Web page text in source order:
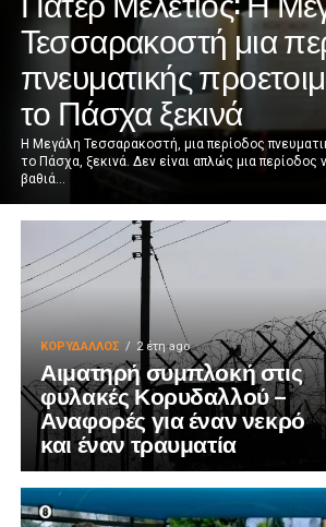
Τεσσαρακοστή μια
πνευματικής
το Πάσχα ξεκινά
Η Μεγάλη Τεσσαρακοστή, μια περίοδος
το Πάσχα, ξεκινά. Δεν είναι απλώς μια περίοδος
βαθιά...
ΚΟΡΥΔΑΛΛΟΣ 2 έτη ago
Αιματηρή συμπλοκή στις
φυλακές Κορυδαλλού –
Αναφορές για έναν νεκρό
και έναν τραυματία